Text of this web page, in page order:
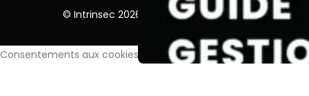
© Intrinsec 2026 | Tous droits réservés
Consentements aux cookies